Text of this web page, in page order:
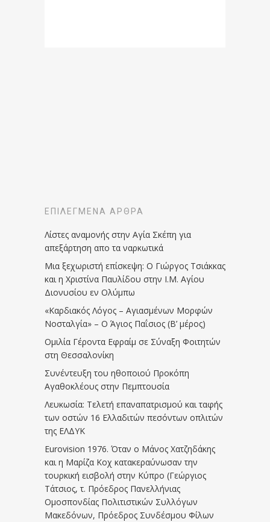
ΕΠΙΛΕΓΜΈΝΑ ΆΡΘΡΑ
Λίστες αναμονής στην Αγία Σκέπη για
απεξάρτηση απο τα ναρκωτικά
Μια ξεχωριστή επίσκεψη: Ο Γιώργος Τσιάκκας
και η Χριστίνα Παυλίδου στην Ι.Μ. Αγίου
Διονυσίου εν Ολύμπω
«Καρδιακός Λόγος – Αγιασμένων Μορφών
Νοσταλγία» – Ο Άγιος Παΐσιος (Β’ μέρος)
Ομιλία Γέροντα Εφραίμ σε Σύναξη Φοιτητών
στη Θεσσαλονίκη
Συνέντευξη του ηθοποιού Προκόπη
Αγαθοκλέους στην Πεμπτουσία
Λευκωσία: Τελετή επαναπατρισμού και ταφής
των οστών 16 Ελλαδιτών πεσόντων οπλιτών
της ΕΛΔΥΚ
Eurovision 1976. Όταν ο Μάνος Χατζηδάκης
και η Μαρίζα Κοχ κατακεραύνωσαν την
τουρκική εισβολή στην Κύπρο (Γεώργιος
Τάτσιος, τ. Πρόεδρος Πανελλήνιας
Ομοσπονδίας Πολιτιστικών Συλλόγων
Μακεδόνων, Πρόεδρος Συνδέσμου Φίλων